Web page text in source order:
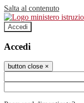
Salta al contenuto
Accedi
Accedi
button close ×